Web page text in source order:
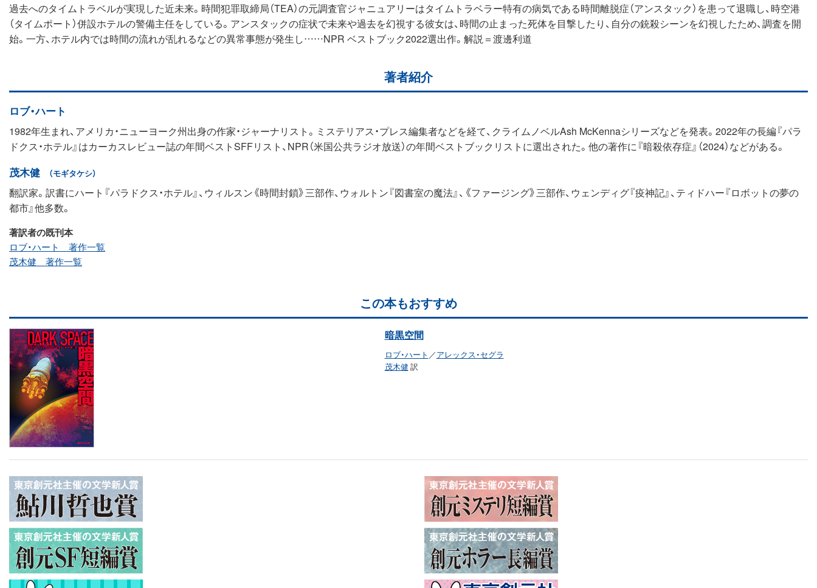
過去へのタイムトラベルが実現した近未来。時間犯罪取締局（TEA）の元調査官ジャニュアリーはタイムトラベラー特有の病気である時間離脱症（アンスタック）を患って退職し、時空港
（タイムポート）併設ホテルの警備主任をしている。アンスタックの症状で未来や過去を幻視する彼女は、時間の止まった死体を目撃したり、自分の銃殺シーンを幻視したため、調査を開
始。一方、ホテル内では時間の流れが乱れるなどの異常事態が発生し……NPR ベストブック2022選出作。解説＝渡邊利道
著者紹介
ロブ・ハート
1982年生まれ、アメリカ・ニューヨーク州出身の作家・ジャーナリスト。ミステリアス・プレス編集者などを経て、クライムノベルAsh McKennaシリーズなどを発表。2022年の長編『パラ
ドクス・ホテル』はカーカスレビュー誌の年間ベストSFFリスト、NPR（米国公共ラジオ放送）の年間ベストブックリストに選出された。他の著作に『暗殺依存症』（2024）などがある。
茂木健 （モギタケシ）
翻訳家。訳書にハート『パラドクス・ホテル』、ウィルスン《時間封鎖》三部作、ウォルトン『図書室の魔法』、《ファージング》三部作、ウェンディグ『疫神記』、ティドハー『ロボットの夢の
都市』他多数。
著訳者の既刊本
ロブ・ハート 著作一覧
茂木健 著作一覧
この本もおすすめ
暗黒空間
ロブ・ハート ／アレックス・セグラ
茂木健 訳